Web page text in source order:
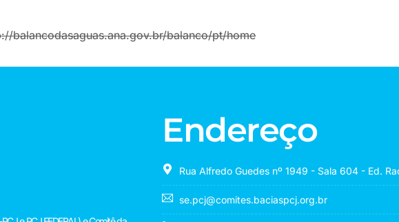
balancodasaguas.ana.gov.br/balanco/pt/home
Endereço
Rua Alfredo Guedes nº 1949 - Sala 604 - Ed.
se.pcj@comites.baciaspcj.org.br